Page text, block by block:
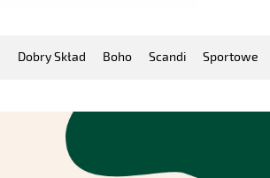
Dobry Skład Boho Scandi Sportowe